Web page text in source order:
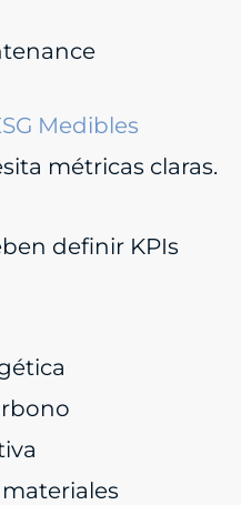
Medibles
métricas claras.
definir KPIs